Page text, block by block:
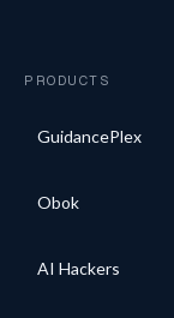
PRODUCTS
GuidancePlex
Obok
AI Hackers